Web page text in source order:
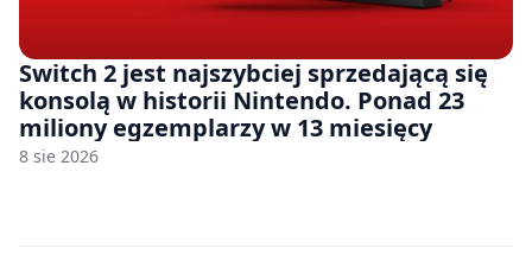
Switch 2 jest najszybciej sprzedającą się
konsolą w historii Nintendo. Ponad 23
miliony egzemplarzy w 13 miesięcy
8 sie 2026